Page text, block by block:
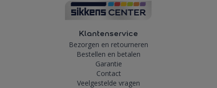
Klantenservice
Bezorgen en retourneren
Bestellen en betalen
Garantie
Contact
Veelgestelde vragen